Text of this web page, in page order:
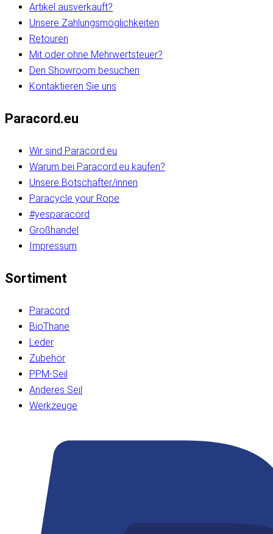
Artikel ausverkauft?
Unsere Zahlungsmöglichkeiten
Retouren
Mit oder ohne Mehrwertsteuer?
Den Showroom besuchen
Kontaktieren Sie uns
Paracord.eu
Wir sind Paracord.eu
Warum bei Paracord.eu kaufen?
Unsere Botschafter/innen
Paracycle your Rope
#yesparacord
Großhandel
Impressum
Sortiment
Paracord
BioThane
Leder
Zubehör
PPM-Seil
Anderes Seil
Werkzeuge